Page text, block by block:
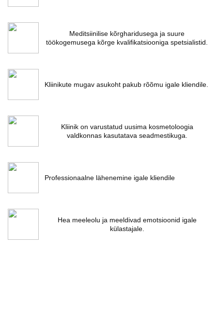
Meditsiinilise kõrgharidusega ja suure
töökogemusega kõrge kvalifikatsiooniga spetsialistid.
Kliinikute mugav asukoht pakub rõõmu igale kliendile.
Kliinik on varustatud uusima kosmetoloogia
valdkonnas kasutatava seadmestikuga.
Professionaalne lähenemine igale kliendile
Hea meeleolu ja meeldivad emotsioonid igale
külastajale.